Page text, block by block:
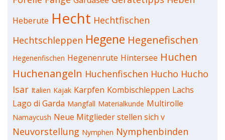
Heberute Hecht Hechtfischen
Hechtschleppen Hegene Hegenefischen
Hegenenfischen Hegenenrute Hintersee Huchen
Huchenangeln Huchenfischen Hucho Hucho
Isar Italien Kajak Karpfen Kombischleppen Lachs
Lago di Garda Mangfall Materialkunde Multirolle
Namaycush Neue Mitglieder stellen sich v
Neuvorstellung Nymphen Nymphenbinden